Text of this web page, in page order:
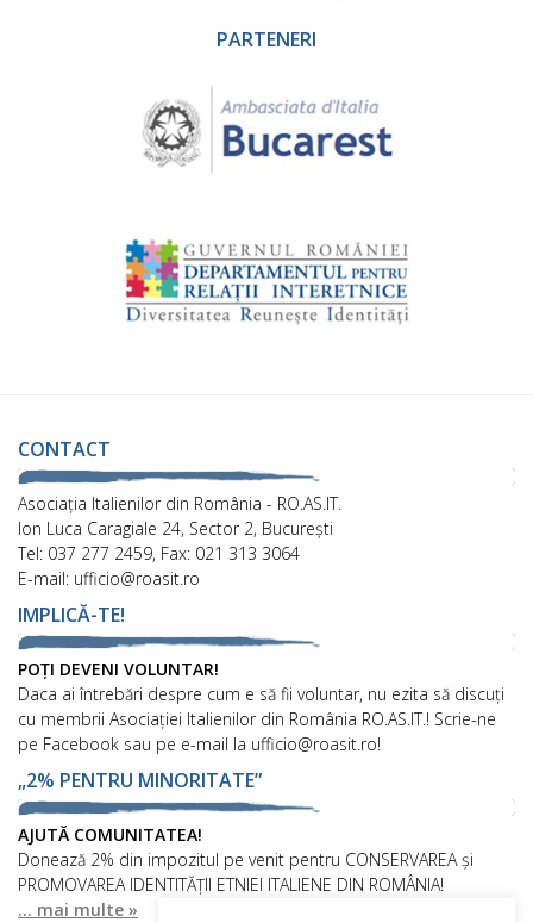
PARTENERI
CONTACT
Asociaţia Italienilor din România - RO.AS.IT.
Ion Luca Caragiale 24, Sector 2, București
Tel: 037 277 2459, Fax: 021 313 3064
E-mail: ufficio@roasit.ro
IMPLICĂ-TE!
POȚI DEVENI VOLUNTAR!
Daca ai întrebări despre cum e să fii voluntar, nu ezita să discuți
cu membrii Asociației Italienilor din România RO.AS.IT.! Scrie-ne
pe Facebook sau pe e-mail la ufficio@roasit.ro!
„2% PENTRU MINORITATE”
AJUTĂ COMUNITATEA!
Donează 2% din impozitul pe venit pentru CONSERVAREA și
PROMOVAREA IDENTITĂȚII ETNIEI ITALIENE DIN ROMÂNIA!
... mai multe »